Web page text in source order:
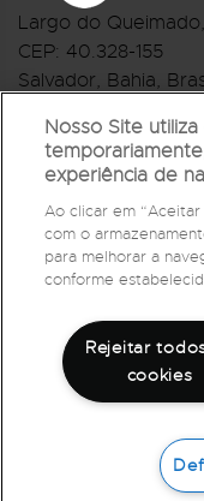
Largo do
CEP: 40.328-155
Salvador, Bahia,
R.Monte Castelo
CEP: 40.301-210
Salvador, Bahia,
Telefone:(71) 3032-
2026
Nosso Site
experiência de
Ao clicar em
com o
para melhorar a
conforme
Rejeitar
cookies